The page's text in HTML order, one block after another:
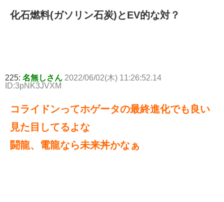
化石燃料(ガソリン石炭)とEV的な対？
225: 名無しさん 2022/06/02(木) 11:26:52.14
ID:3pNK3JVXM
コライドンってホゲータの最終進化でも良い
見た目してるよな
闘龍、電龍なら未来丼かなぁ